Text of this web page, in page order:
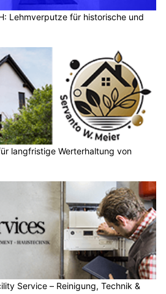
Lehmverputze für historische und
langfristige Werterhaltung von
Service – Reinigung, Technik &